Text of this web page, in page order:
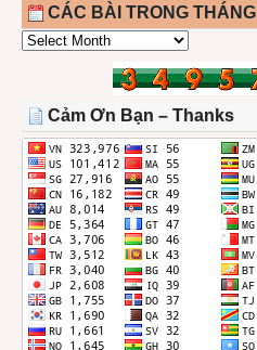
CÁC BÀI TRONG THÁNG
CÁC
THÁNG
Cảm Ơn Bạn – Thanks